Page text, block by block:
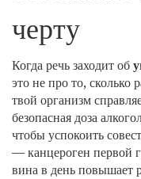
черту
Когда речь заходит об
это не про то, сколько
твой организм
безопасная доза
чтобы успокоить
— канцероген первой
вина в день повышает